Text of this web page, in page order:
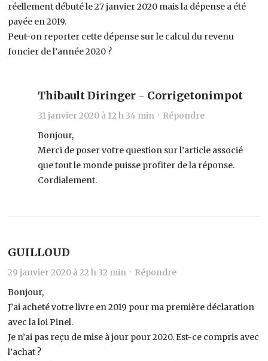
réellement débuté le 27 janvier 2020 mais la dépense a été
payée en 2019.
Peut-on reporter cette dépense sur le calcul du revenu
foncier de l’année 2020 ?
Thibault Diringer - Corrigetonimpot
31 janvier 2020 à 12 h 34 min · Répondre
Bonjour,
Merci de poser votre question sur l’article associé
que tout le monde puisse profiter de la réponse.
Cordialement.
GUILLOUD
29 janvier 2020 à 22 h 32 min · Répondre
Bonjour,
J’ai acheté votre livre en 2019 pour ma première déclaration
avec la loi Pinel.
Je n’ai pas reçu de mise à jour pour 2020. Est-ce compris avec
l’achat ?